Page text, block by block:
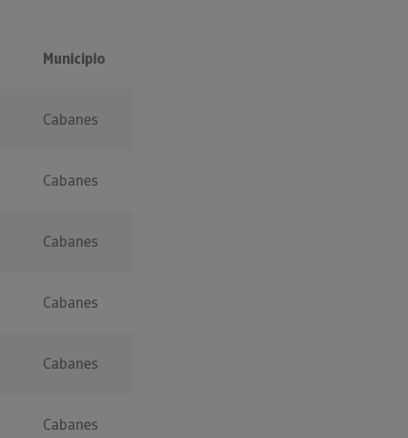
Municipio
Cabanes
Cabanes
Cabanes
Cabanes
Cabanes
Cabanes